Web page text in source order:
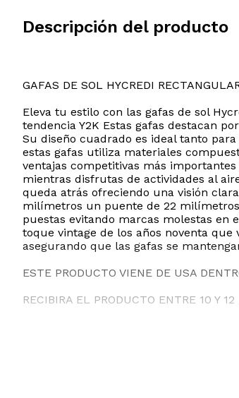
Descripción del producto
GAFAS DE SOL HYCREDI
Eleva tu estilo con las gafas de sol
tendencia Y2K Estas gafas destacan
Su diseño cuadrado es ideal tanto
estas gafas utiliza materiales
ventajas competitivas más
mientras disfrutas de actividades al
queda atrás ofreciendo una visión
milímetros un puente de 22
puestas evitando marcas molestas en
toque vintage de los años noventa
asegurando que las gafas se
ESTE PRODUCTO VIENE DE USA
RECIBIRA EL PRODUCTO ENTRE 10 Y